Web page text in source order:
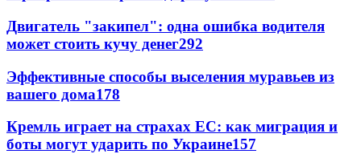
Двигатель "закипел": одна ошибка водителя
может стоить кучу денег292
Эффективные способы выселения муравьев из
вашего дома178
Кремль играет на страхах ЕС: как миграция и
боты могут ударить по Украине157